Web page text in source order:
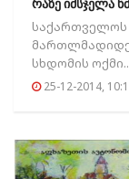
რაზე იმსჯელა
სხდომის
25-12-2014,